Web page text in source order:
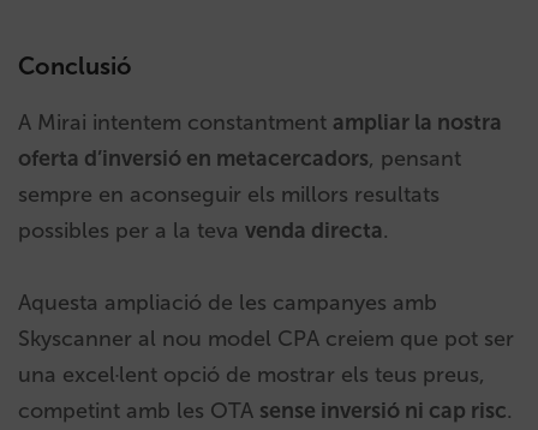
Conclusió
A Mirai intentem constantment ampliar la nostra
oferta d’inversió en metacercadors, pensant
sempre en aconseguir els millors resultats
possibles per a la teva venda directa.
Aquesta ampliació de les campanyes amb
Skyscanner al nou model CPA creiem que pot ser
una excel·lent opció de mostrar els teus preus,
competint amb les OTA sense inversió ni cap risc.